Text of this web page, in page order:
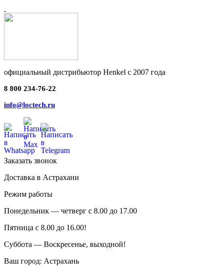
официальный дистрибьютор Henkel с 2007 года
8 800 234-76-22
info@loctech.ru
Заказать звонок
Доставка в Астрахани
Режим работы
Понедельник — четверг с 8.00 до 17.00
Пятница с 8.00 до 16.00!
Суббота — Воскресенье, выходной!
Ваш город: Астрахань